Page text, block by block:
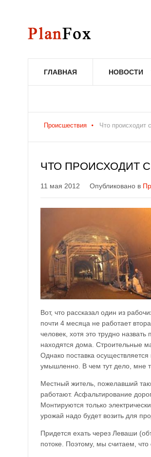
ГЛАВНАЯ НОВОСТИ
Происшествия Что происходит
ЧТО ПРОИСХОДИТ
11 мая 2012 Опубликовано в
Вот, что рассказал один из
почти 4 месяца не работает
человек, хотя это трудно
находятся дома. Строительные
Однако поставка
умышленно. В чем тут дело, мне
Местный житель, пожелавший
работают. Асфальтирование
Монтируются только
урожай надо будет возить для
Придется ехать через Леваши
потоке. Поэтому, мы считаем, что